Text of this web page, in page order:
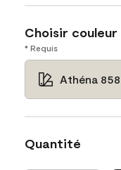
Choisir couleur
* Requis
Athéna 858
Quantité